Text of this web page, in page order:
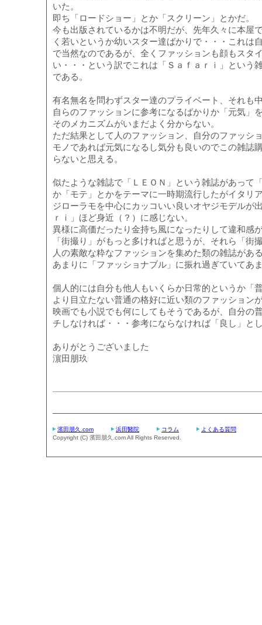
いた。
即ち「ロードショー」とか「スクリーン」とかだ。
今も出版されているかは不明だが、先年久々に本屋
く若いというか幼いスター達ばかりで・・・これは
で当然なのであるが、全くファッションも顔もスタ
い・・・という訳でこれは「Ｓａｆａｒｉ」という
である。
有名無名を問わずスター達のプライベート、それも
自らのファッションに参考になるばかりか「元気」
そのメカニズムがいまだよく分からない。
ただ結果として人のファッション、自分のファッシ
モノであれば元気になるし気分も良いのでこの雑誌
らないと思える。
似たような雑誌で「ＬＥＯＮ」という雑誌があって
か「モテ」とかをテーマに一時期流行したがイタリ
ジローラモを中心にカッコいい良いオヤジモデルが
ｒｉ」ほど身近（？）に感じない。
異様に高価だったり金持ち風になったりして違和感
「街撮り」がもっと多ければと思うが、それら「街
人の素敵な粋なファッションを集めた類の雑誌があ
あまりに「ファッショナブル」に振れ過ぎていてあ
個人的には自分も他人もいくらか日常的というか「
より目立たない普通の格好に近い類のファッション
映画でも小説でも何にしてもそうであるが、自分の
チしなければ・・・参考にならなければ「良し」と
ありがとうございました
濵田朋玖
濱田朋久.com 浜田醫院 コラム
よくある質問
Copyright (C) 濱田朋久.com All Rights Reserved.